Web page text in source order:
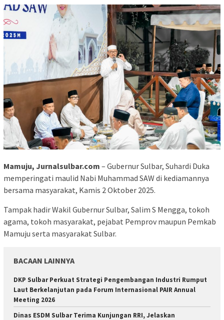
Mamuju, Jurnalsulbar.com – Gubernur Sulbar, Suhardi Duka
memperingati maulid Nabi Muhammad SAW di kediamannya
bersama masyarakat, Kamis 2 Oktober 2025.
Tampak hadir Wakil Gubernur Sulbar, Salim S Mengga, tokoh
agama, tokoh masyarakat, pejabat Pemprov maupun Pemkab
Mamuju serta masyarakat Sulbar.
BACAAN LAINNYA
DKP Sulbar Perkuat Strategi Pengembangan Industri Rumput
Laut Berkelanjutan pada Forum Internasional PAIR Annual
Meeting 2026
Dinas ESDM Sulbar Terima Kunjungan RRI, Jelaskan